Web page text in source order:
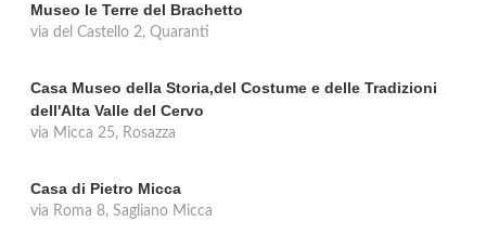
Museo le Terre del Brachetto
via del Castello 2, Quaranti
Casa Museo della Storia,del Costume e delle Tradizioni
dell'Alta Valle del Cervo
via Micca 25, Rosazza
Casa di Pietro Micca
via Roma 8, Sagliano Micca